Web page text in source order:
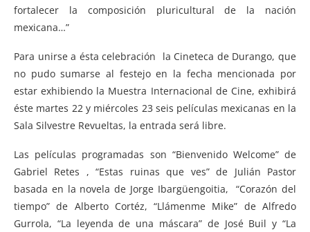
fortalecer la composición pluricultural de la nación
mexicana…”
Para unirse a ésta celebración la Cineteca de Durango, que
no pudo sumarse al festejo en la fecha mencionada por
estar exhibiendo la Muestra Internacional de Cine, exhibirá
éste martes 22 y miércoles 23 seis películas mexicanas en la
Sala Silvestre Revueltas, la entrada será libre.
Las películas programadas son “Bienvenido Welcome” de
Gabriel Retes , “Estas ruinas que ves” de Julián Pastor
basada en la novela de Jorge Ibargüengoitia, “Corazón del
tiempo” de Alberto Cortéz, “Llámenme Mike” de Alfredo
Gurrola, “La leyenda de una máscara” de José Buil y “La